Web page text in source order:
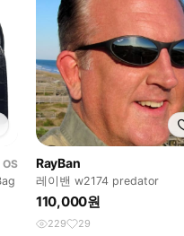
OS
RayBan
레이밴 w2174 predator
110,000원
229 29